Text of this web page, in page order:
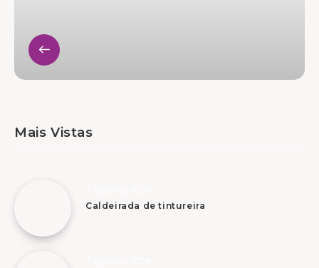
Mais Vistas
Caldeirada de tintureira